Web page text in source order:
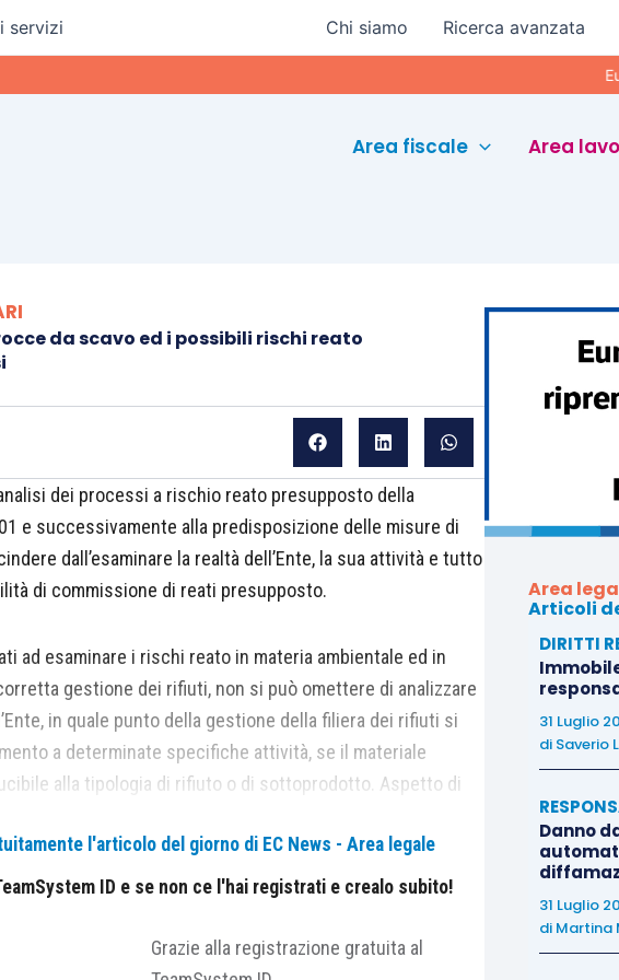
servizi Chi siamo Ricerca avanzata
Area fiscale Area
da scavo ed i possibili rischi reato
dei processi a rischio reato presupposto della
e successivamente alla predisposizione delle misure di
dall’esaminare la realtà dell’Ente, la sua attività e tutto
di commissione di reati presupposto.
ad esaminare i rischi reato in materia ambientale ed in
gestione dei rifiuti, non si può omettere di analizzare
in quale punto della gestione della filiera dei rifiuti si
a determinate specifiche attività, se il materiale
alla tipologia di rifiuto o di sottoprodotto. Aspetto di
sia di natura amministrativa che penale.
delle terre e rocce da scavo, ai sensi dell’articolo 8 del
l'articolo del giorno di EC News - Area legale
ID e se non ce l'hai registrati e crealo subito!
Grazie alla registrazione gratuita al
Area
Articoli
DIRITTI
31 Luglio
di Saverio
Danno
31 Luglio
di Martina